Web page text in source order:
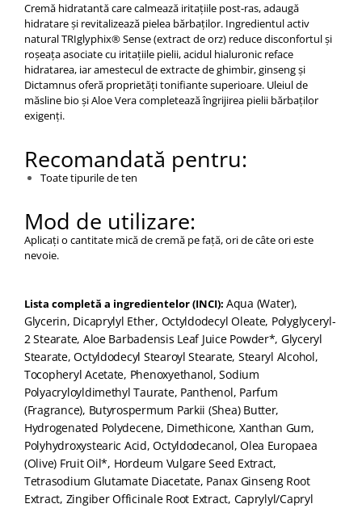
Cremă hidratantă care calmează iritațiile post-ras, adaugă
hidratare și revitalizează pielea bărbaților. Ingredientul activ
natural TRIglyphix® Sense (extract de orz) reduce disconfortul și
roșeața asociate cu iritațiile pielii, acidul hialuronic reface
hidratarea, iar amestecul de extracte de ghimbir, ginseng și
Dictamnus oferă proprietăți tonifiante superioare. Uleiul de
măsline bio și Aloe Vera completează îngrijirea pielii bărbaților
exigenți.
Recomandată pentru:
Toate tipurile de ten
Mod de utilizare:
Aplicați o cantitate mică de cremă pe față, ori de câte ori este
nevoie.
Lista completă a ingredientelor (INCI): Aqua (Water),
Glycerin, Dicaprylyl Ether, Octyldodecyl Oleate, Polyglyceryl-
2 Stearate, Aloe Barbadensis Leaf Juice Powder*, Glyceryl
Stearate, Octyldodecyl Stearoyl Stearate, Stearyl Alcohol,
Tocopheryl Acetate, Phenoxyethanol, Sodium
Polyacryloyldimethyl Taurate, Panthenol, Parfum
(Fragrance), Butyrospermum Parkii (Shea) Butter,
Hydrogenated Polydecene, Dimethicone, Xanthan Gum,
Polyhydroxystearic Acid, Octyldodecanol, Olea Europaea
(Olive) Fruit Oil*, Hordeum Vulgare Seed Extract,
Tetrasodium Glutamate Diacetate, Panax Ginseng Root
Extract, Zingiber Officinale Root Extract, Caprylyl/Capryl